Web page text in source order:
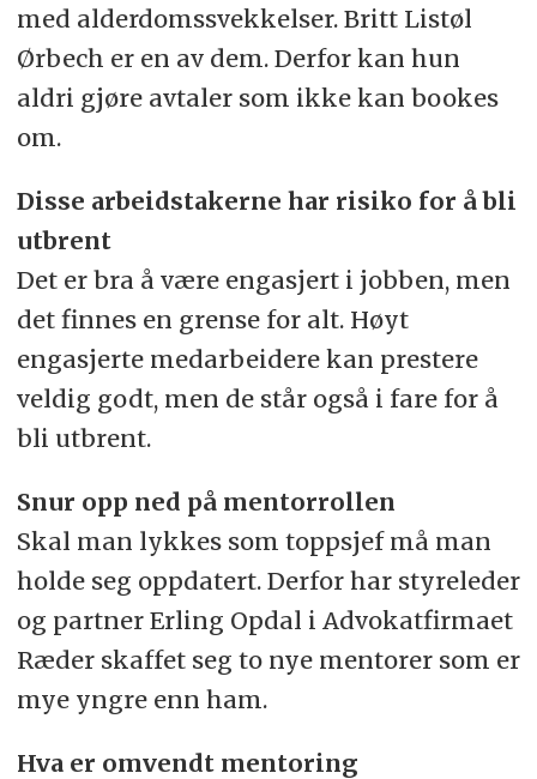
med alderdomssvekkelser. Britt Listøl
Ørbech er en av dem. Derfor kan hun
aldri gjøre avtaler som ikke kan bookes
om.
Disse arbeidstakerne har risiko for å bli
utbrent
Det er bra å være engasjert i jobben, men
det finnes en grense for alt. Høyt
engasjerte medarbeidere kan prestere
veldig godt, men de står også i fare for å
bli utbrent.
Snur opp ned på mentorrollen
Skal man lykkes som toppsjef må man
holde seg oppdatert. Derfor har styreleder
og partner Erling Opdal i Advokatfirmaet
Ræder skaffet seg to nye mentorer som er
mye yngre enn ham.
Hva er omvendt mentoring